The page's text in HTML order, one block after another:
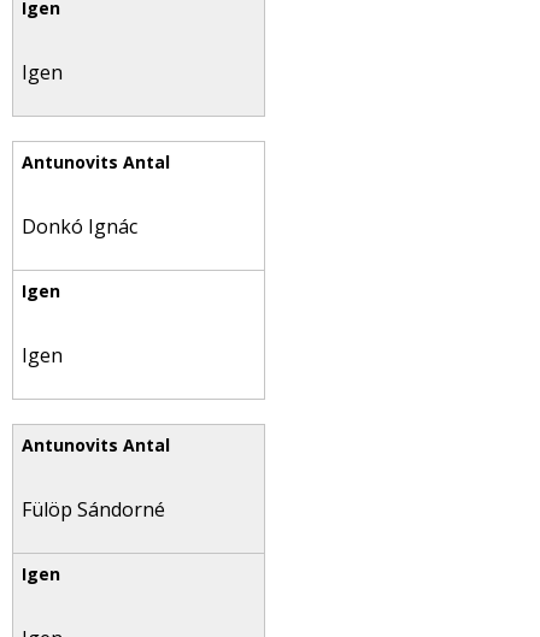
Igen
Donkó Ignác
Igen
Fülöp Sándorné